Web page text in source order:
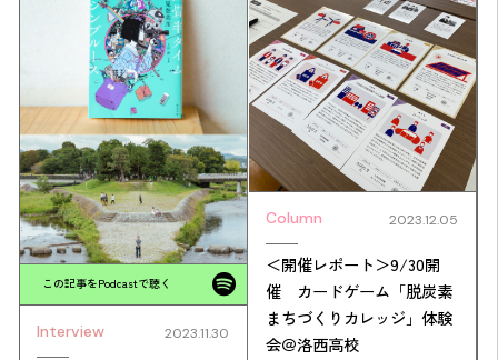
この記事をPodcastで聴く
Interview 2023.11.30
Column 2023.12.05
＜開催レポート＞9/30開
催 カードゲーム「脱炭素
まちづくりカレッジ」体験
会＠洛西高校